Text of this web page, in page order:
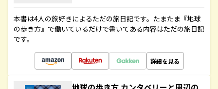
本書は4人の旅好きによるただの旅日記です。たまたま『地球
の歩き方』で働いているだけで書いてある内容はただの旅日記
です。
詳細を見る